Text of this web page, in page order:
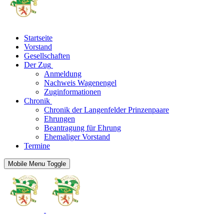
Startseite
Vorstand
Gesellschaften
Der Zug
Anmeldung
Nachweis Wagenengel
Zuginformationen
Chronik
Chronik der Langenfelder Prinzenpaare
Ehrungen
Beantragung für Ehrung
Ehemaliger Vorstand
Termine
Mobile Menu Toggle